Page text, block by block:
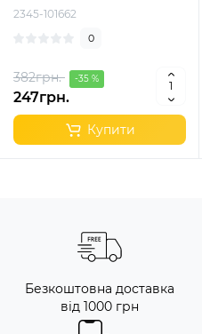
2345-101662
0
382грн. -35 %
247грн.
Купити
Безкоштовна доставка
від 1000 грн